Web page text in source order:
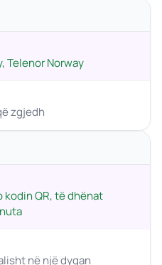
Telenor Norway
zgjedh
QR, të dhënat
në një dyqan